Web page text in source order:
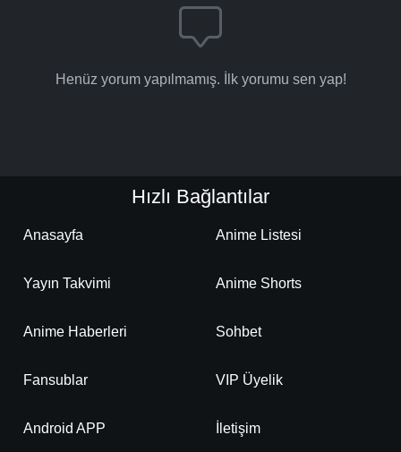
Henüz yorum yapılmamış. İlk yorumu sen yap!
Hızlı Bağlantılar
Anasayfa Anime Listesi
Yayın Takvimi Anime Shorts
Anime Haberleri Sohbet
Fansublar VIP Üyelik
Android APP İletişim